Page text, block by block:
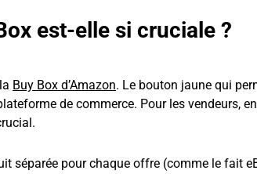
est-elle si cruciale ?
Buy Box d’Amazon. Le bouton jaune qui
de commerce. Pour les vendeurs,
séparée pour chaque offre (comme le fait